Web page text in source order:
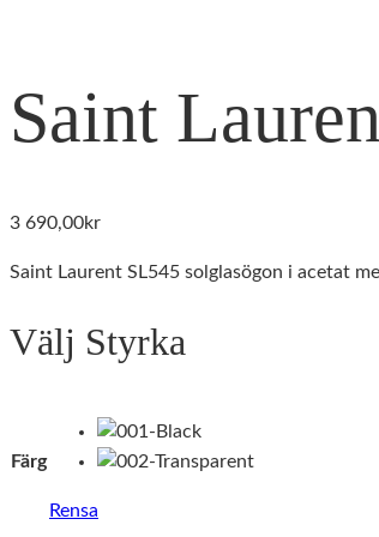
Saint
3 690,00kr
Saint Laurent SL545 solglasögon i acetat
Välj Styrka
Färg
Rensa